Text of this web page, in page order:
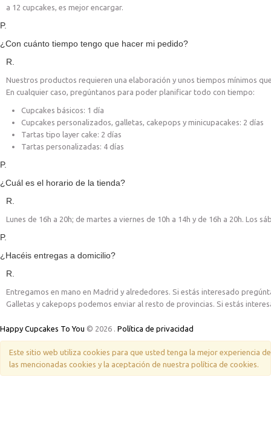
a 12 cupcakes, es mejor encargar.
P.
¿Con cuánto tiempo tengo que hacer mi pedido?
R.
Nuestros productos requieren una elaboración y unos tiempos mínimos
En cualquier caso, pregúntanos para poder planificar todo con tiempo:
Cupcakes básicos: 1 día
Cupcakes personalizados, galletas, cakepops y minicupacakes: 2 días
Tartas tipo layer cake: 2 días
Tartas personalizadas: 4 días
P.
¿Cuál es el horario de la tienda?
R.
Lunes de 16h a 20h; de martes a viernes de 10h a 14h y de 16h a 20h. Los
P.
¿Hacéis entregas a domicilio?
R.
Entregamos en mano en Madrid y alrededores. Si estás interesado
Galletas y cakepops podemos enviar al resto de provincias. Si estás
Happy Cupcakes To You © 2026 . Política de privacidad
Este sitio web utiliza cookies para que usted tenga la mejor experiencia
las mencionadas cookies y la aceptación de nuestra política de cookies.